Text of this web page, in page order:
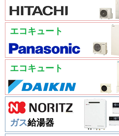
エコキュート
エコキュート
ガス給湯器